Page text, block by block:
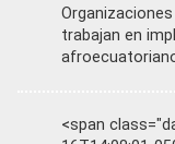
trabajan en
<span